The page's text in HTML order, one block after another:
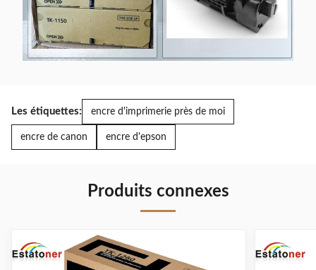
Les étiquettes: encre d'imprimerie près de moi
encre de canon encre d'epson
Produits connexes